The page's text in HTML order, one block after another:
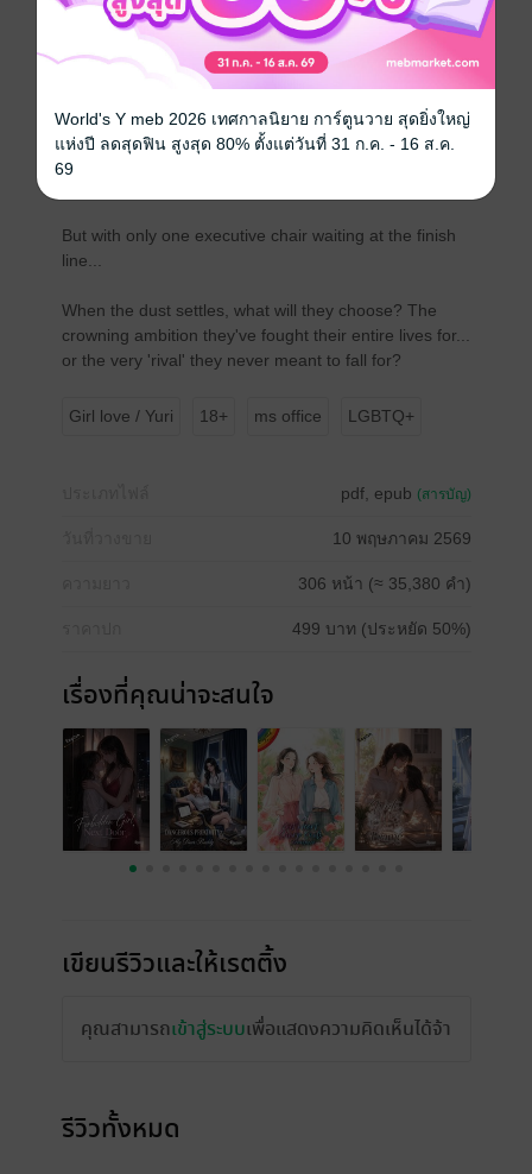
Directors' on a high-stakes, national project, the
battlefield shifts. The ultimate prize? That coveted
promotion.
Thrust from mutual disdain into working side-by-side
almost twenty-four hours a day, the suffocating
proximity soon breeds an unexpected, dangerous
But with only one executive chair waiting at the finish
line...
When the dust settles, what will they choose? The
crowning ambition they've fought their entire lives for...
or the very 'rival' they never meant to fall for?
Girl love / Yuri 18+ ms office LGBTQ+
pdf, epub (สารบัญ)
10 พฤษภาคม 2569
306 หน้า (≈ 35,380 คำ)
499 บาท (ประหยัด 50%)
เรื่องที่คุณน่าจะสนใจ
เขียนรีวิวและให้เรตติ้ง
คุณสามารถเข้าสู่ระบบเพื่อแสดงความคิดเห็นได้จ้า
รีวิวทั้งหมด
World's Y meb 2026 เทศกาลนิยาย การ์ตูนวาย สุดยิ่งใหญ่
แห่งปี ลดสุดฟิน สูงสุด 80% ตั้งแต่วันที่ 31 ก.ค. - 16 ส.ค.
69